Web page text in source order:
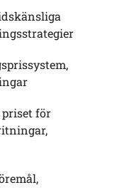
priset för